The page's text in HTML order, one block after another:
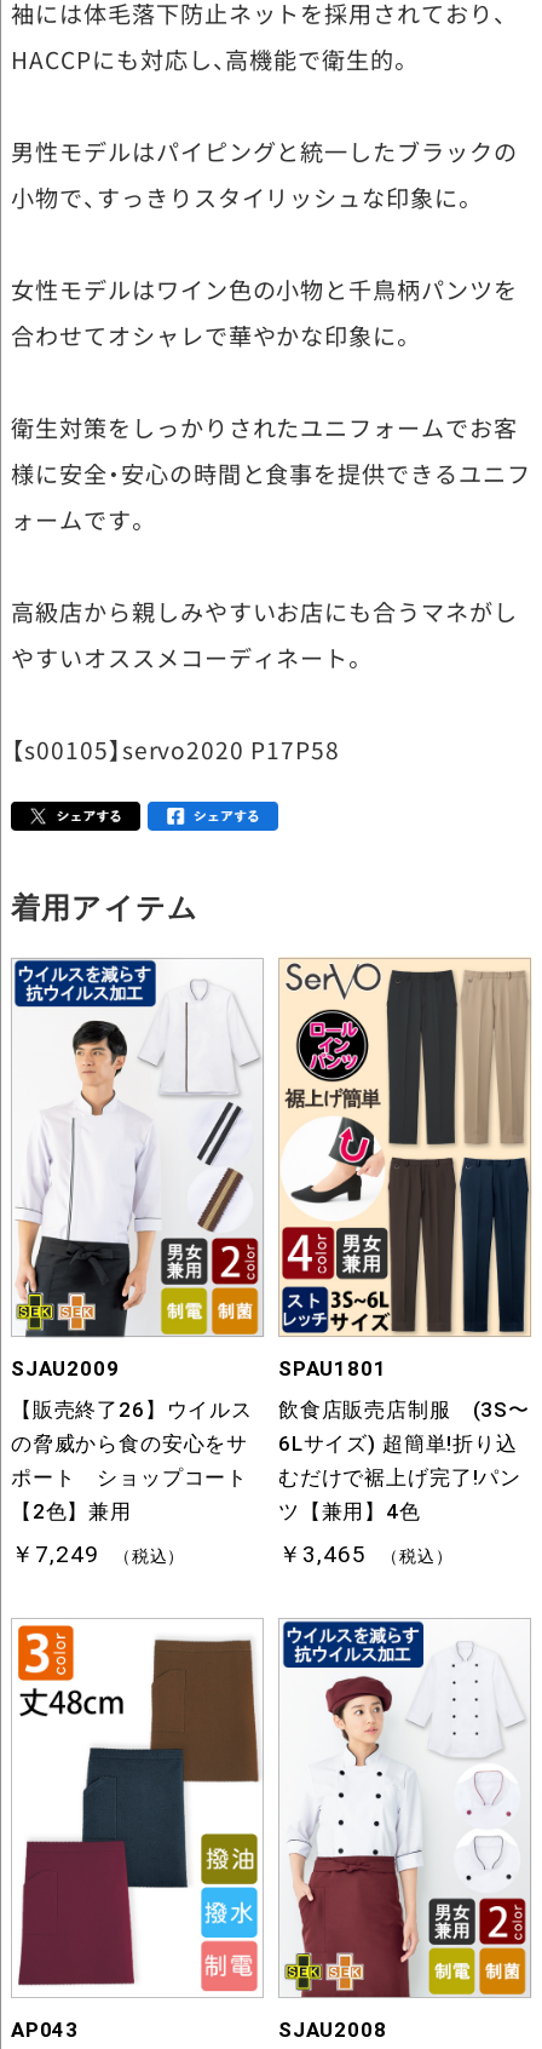
袖には体毛落下防止ネットを採用されており、
HACCPにも対応し、高機能で衛生的。
男性モデルはパイピングと統一したブラックの
小物で、すっきりスタイリッシュな印象に。
女性モデルはワイン色の小物と千鳥柄パンツを
合わせてオシャレで華やかな印象に。
衛生対策をしっかりされたユニフォームでお客
様に安全・安心の時間と食事を提供できるユニフ
ォームです。
高級店から親しみやすいお店にも合うマネがし
やすいオススメコーディネート。
【s00105】servo2020 P17P58